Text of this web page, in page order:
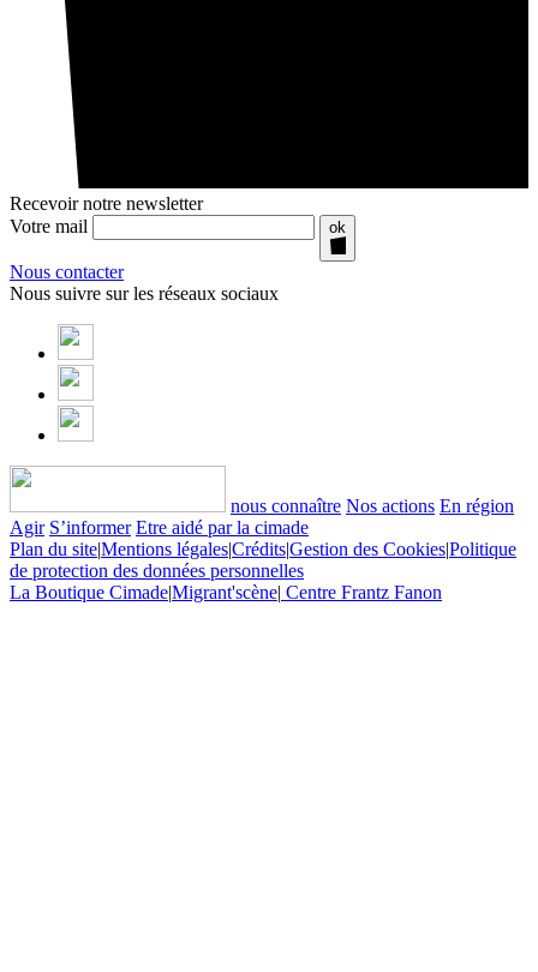
Recevoir notre newsletter
Votre mail
ok
Nous contacter
Nous suivre sur les réseaux sociaux
nous connaître Nos actions En région
Agir S’informer Etre aidé par la cimade
Plan du site|Mentions légales|Crédits|Gestion des Cookies|Politique
de protection des données personnelles
La Boutique Cimade|Migrant'scène| Centre Frantz Fanon